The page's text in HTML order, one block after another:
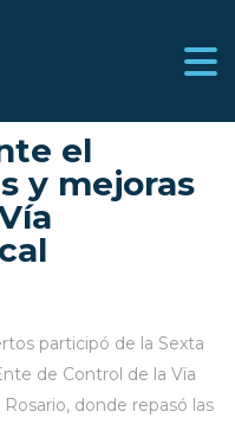
el
y mejoras
participó de la Sexta
de Control de la Vïa
donde repasó las